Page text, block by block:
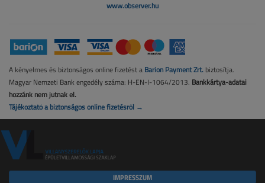
www.observer.hu
A kényelmes és biztonságos online fizetést a Barion Payment Zrt. biztosítja.
Magyar Nemzeti Bank engedély száma: H-EN-I-1064/2013. Bankkártya-adatai
hozzánk nem jutnak el.
Tájékoztató a biztonságos online fizetésről →
IMPRESSZUM